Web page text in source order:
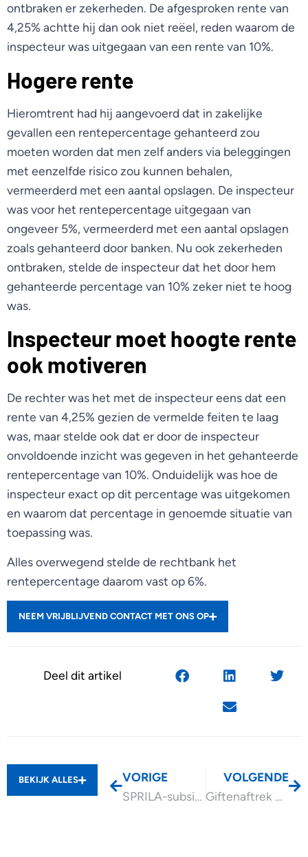
ontbraken er zekerheden. De afgesproken rente van
4,25% achtte hij dan ook niet reëel, reden waarom de
inspecteur was uitgegaan van een rente van 10%.
Hogere rente
Hieromtrent had hij aangevoerd dat in zakelijke
gevallen een rentepercentage gehanteerd zou
moeten worden dat men zelf anders via beleggingen
met eenzelfde risico zou kunnen behalen,
vermeerderd met een aantal opslagen. De inspecteur
was voor het rentepercentage uitgegaan van
ongeveer 5%, vermeerderd met een aantal opslagen
zoals gehanteerd door banken. Nu ook zekerheden
ontbraken, stelde de inspecteur dat het door hem
gehanteerde percentage van 10% zeker niet te hoog
was.
Inspecteur moet hoogte rente
ook motiveren
De rechter was het met de inspecteur eens dat een
rente van 4,25% gezien de vermelde feiten te laag
was, maar stelde ook dat er door de inspecteur
onvoldoende inzicht was gegeven in het gehanteerde
rentepercentage van 10%. Onduidelijk was hoe de
inspecteur exact op dit percentage was uitgekomen
en waarom dat percentage in genoemde situatie van
toepassing was.
Alles overwegend stelde de rechtbank het
rentepercentage daarom vast op 6%.
NEEM VRIJBLIJVEND CONTACT MET ONS OP
Deel dit artikel
BEKIJK ALLES
VORIGE
SPRILA-subsidies op onderdelen nog mogelijk
VOLGENDE
Giftenaftrek ook bij koppelverkoop?